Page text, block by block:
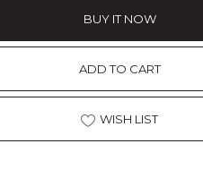
BUY IT NOW
ADD TO CART
WISH LIST